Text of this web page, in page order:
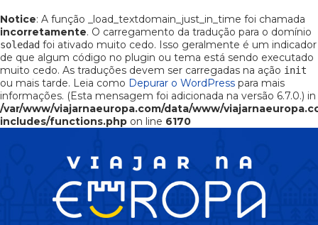
Notice: A função _load_textdomain_just_in_time foi chamada
incorretamente. O carregamento da tradução para o domínio
soledad foi ativado muito cedo. Isso geralmente é um indicador
de que algum código no plugin ou tema está sendo executado
muito cedo. As traduções devem ser carregadas na ação init
ou mais tarde. Leia como Depurar o WordPress para mais
informações. (Esta mensagem foi adicionada na versão 6.7.0.) in
/var/www/viajarnaeuropa.com/data/www/
includes/functions.php on line 6170